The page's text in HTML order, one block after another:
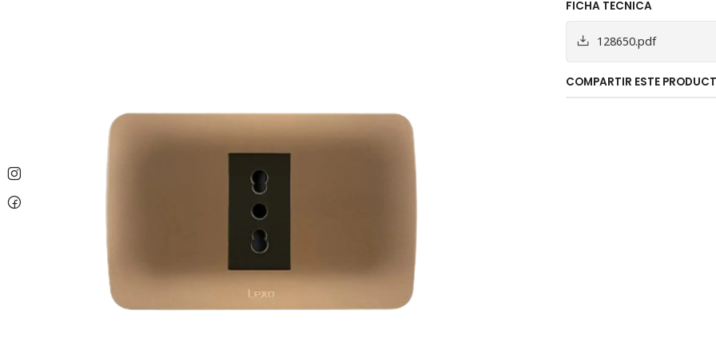
FICHA TECNICA
128650.pdf
COMPARTIR ESTE